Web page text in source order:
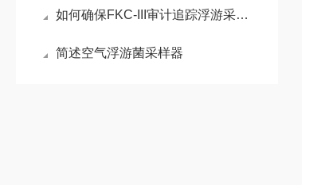
如何确保FKC-III审计追踪浮游采样器的数据真实可靠？
简述空气浮游菌采样器